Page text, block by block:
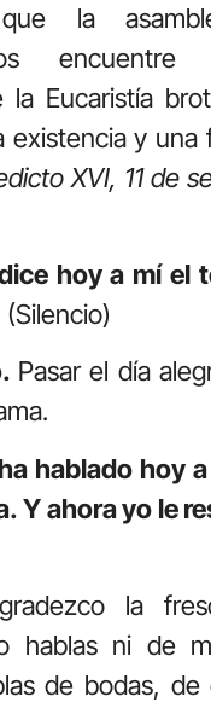
la
encuentre
la Eucaristía
existencia y una
XVI, 11 de
hoy a mí el
(Silencio)
Pasar el día
hablado hoy
Y ahora yo le
la
hablas ni de
de bodas, de